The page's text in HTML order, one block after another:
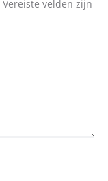
Vereiste velden zijn